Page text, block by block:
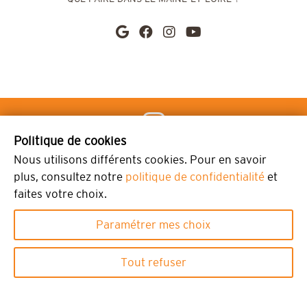
@bioparcdedoue
Mentions légales
Propriété intellectuelle
CGV
Confidentialité
ebilletterie partenaires
Politique de cookies
Nous utilisons différents cookies. Pour en savoir
plus, consultez notre politique de confidentialité et
faites votre choix.
Paramétrer mes choix
Tout refuser
Ce site utilise des cookies et vous donne le contrôle sur ceux que